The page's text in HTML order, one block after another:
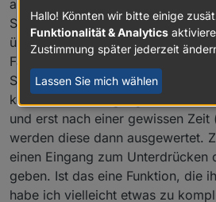
auch die Bewegungsmelder auslöst.
Schön wäre es in meinen Augen,
über eine eigene Logik verfügen
Fälle berücksichtigt.
Sprich, zum
können die Bewegungsmelder
und erst nach einer gewissen
werden diese dann ausgewertet.
einen Eingang zum Unterdrücken
geben. Ist das eine Funktion, die
habe ich vielleicht etwas zu
Hallo! Könnten wir bitte einige
Funktionalität & Analytics
Zustimmung später jederzeit
Lassen Sie mich wählen